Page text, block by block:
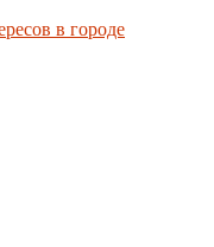
в городе